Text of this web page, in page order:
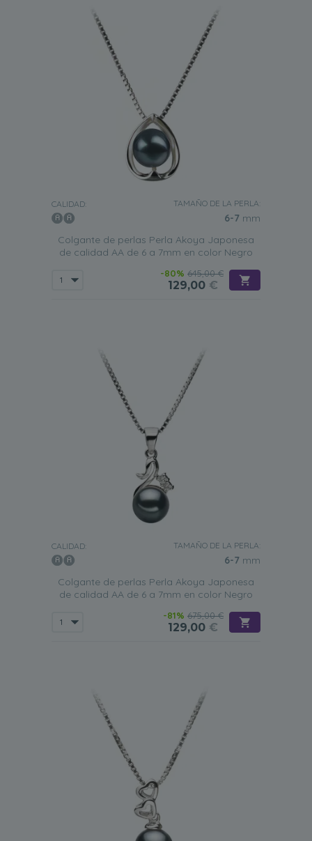
CALIDAD: TAMAÑO DE LA PERLA:
6-7 mm
Colgante de perlas Perla Akoya Japonesa
de calidad AA de 6 a 7mm en color Negro
-80% 645,00 €
129,00 €
CALIDAD: TAMAÑO DE LA PERLA:
6-7 mm
Colgante de perlas Perla Akoya Japonesa
de calidad AA de 6 a 7mm en color Negro
-81% 675,00 €
129,00 €